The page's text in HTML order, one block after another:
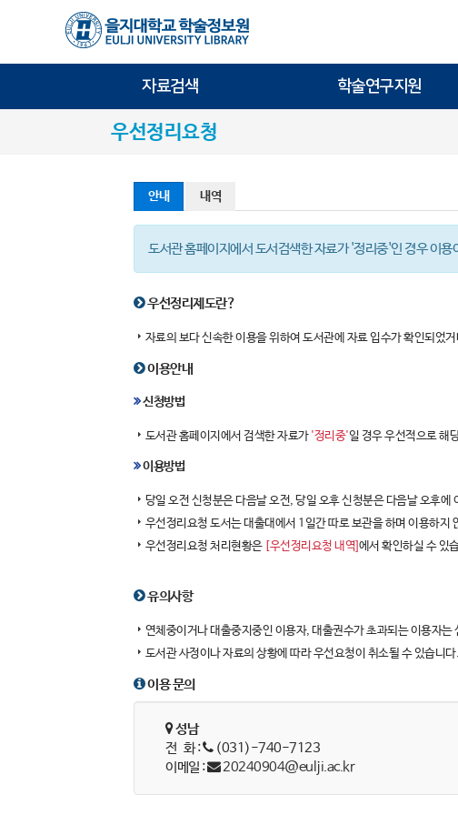
자료검색 학술연구지원
우선정리요청
안내 내역
도서관 홈페이지에서 도서검색한 자료가 '정리중'인 경우 이용
우선정리제도란?
자료의 보다 신속한 이용을 위하여 도서관에 자료 입수가 확인되었거
이용안내
신청방법
도서관 홈페이지에서 검색한 자료가 '정리중'일 경우 우선적으로 해
이용방법
당일 오전 신청분은 다음날 오전, 당일 오후 신청분은 다음날 오후에
우선정리요청 도서는 대출대에서 1일간 따로 보관을 하며 이용하지
우선정리요청 처리현황은 [우선정리요청 내역] 에서 확인하실 수 있
유의사항
연체중이거나 대출중지중인 이용자, 대출권수가 초과되는 이용자는
도서관 사정이나 자료의 상황에 따라 우선요청이 취소될 수 있습니다.
이용 문의
성남
전 화 :
(031)-740-7123
이메일 :
20240904@eulji.ac.kr